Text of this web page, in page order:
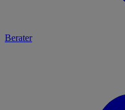
Berater